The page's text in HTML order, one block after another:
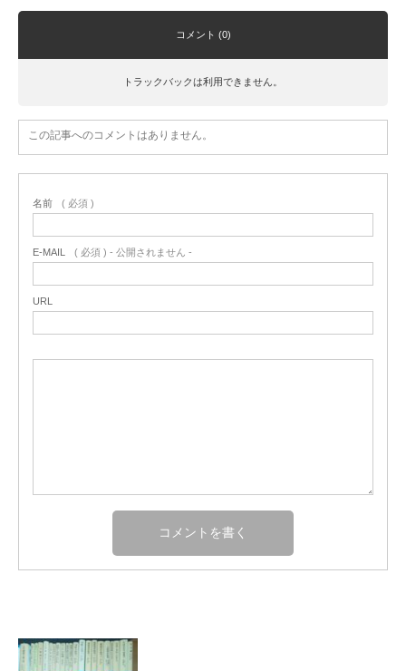
コメント (0)
トラックバックは利用できません。
この記事へのコメントはありません。
名前 ( 必須 )
E-MAIL ( 必須 ) - 公開されません -
URL